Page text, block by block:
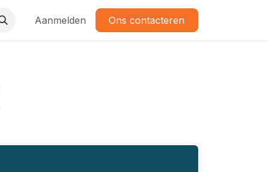
Aanmelden Ons contacteren